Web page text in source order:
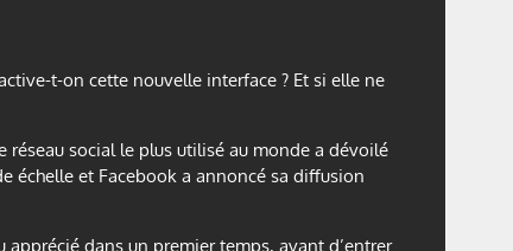
t-on cette nouvelle interface ? Et si elle ne
réseau social le plus utilisé au monde a dévoilé
échelle et Facebook a annoncé sa diffusion
dans un premier temps, avant d’entrer